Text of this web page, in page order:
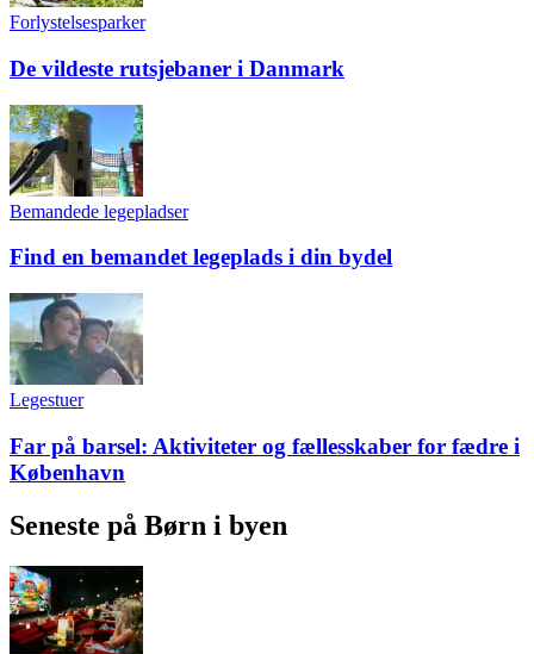
Forlystelsesparker
De vildeste rutsjebaner i Danmark
Bemandede legepladser
Find en bemandet legeplads i din bydel
Legestuer
Far på barsel: Aktiviteter og fællesskaber for fædre i
København
Seneste på Børn i byen